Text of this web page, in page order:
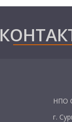
НПО
г.